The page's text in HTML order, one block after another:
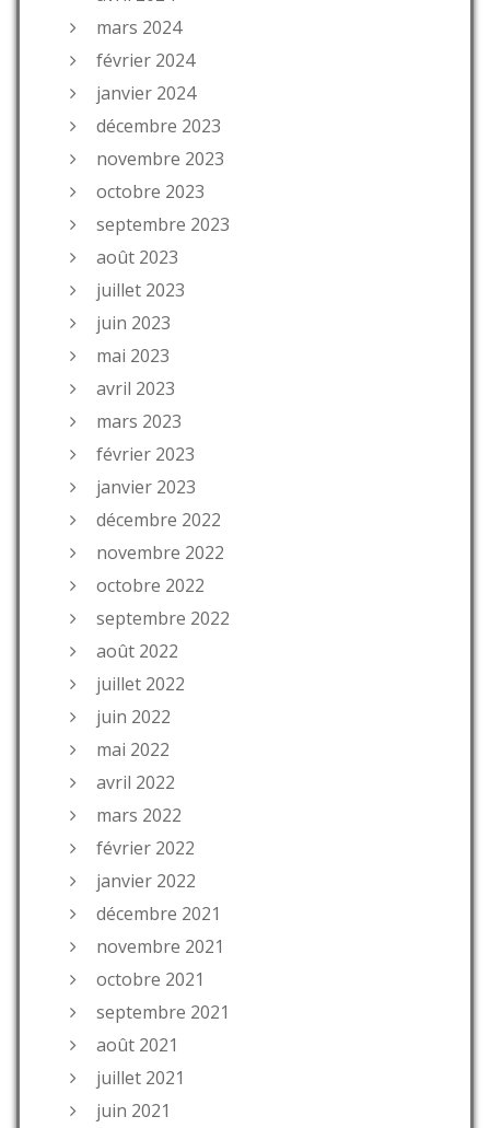
mars 2024
février 2024
janvier 2024
décembre 2023
novembre 2023
octobre 2023
septembre 2023
août 2023
juillet 2023
juin 2023
mai 2023
avril 2023
mars 2023
février 2023
janvier 2023
décembre 2022
novembre 2022
octobre 2022
septembre 2022
août 2022
juillet 2022
juin 2022
mai 2022
avril 2022
mars 2022
février 2022
janvier 2022
décembre 2021
novembre 2021
octobre 2021
septembre 2021
août 2021
juillet 2021
juin 2021